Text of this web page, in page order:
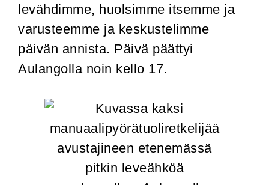
levähdimme, huolsimme itsemme ja
varusteemme ja keskustelimme
päivän annista. Päivä päättyi
Aulangolla noin kello 17.